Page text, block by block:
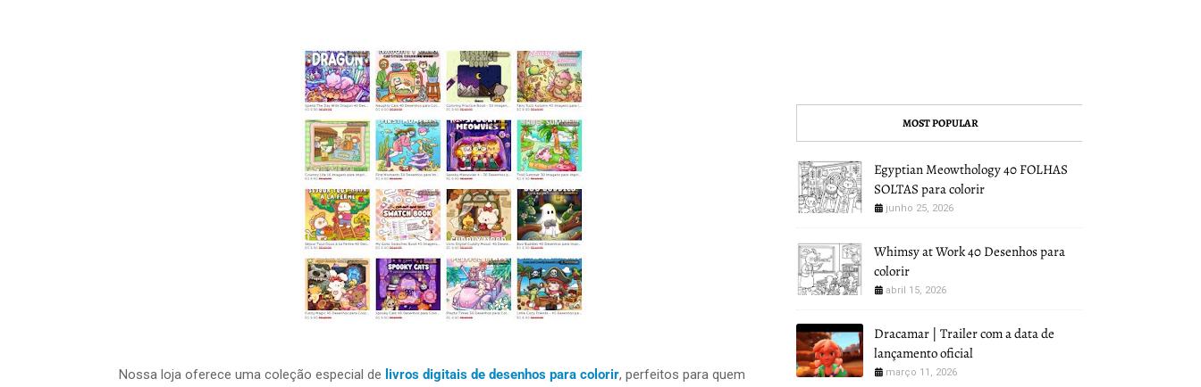
Nossa loja oferece uma coleção especial de livros digitais de desenhos para colorir, perfeitos para quem
MOST POPULAR
Egyptian Meowthology 40 FOLHAS
SOLTAS para colorir
junho 25, 2026
Whimsy at Work 40 Desenhos para
colorir
abril 15, 2026
Dracamar | Trailer com a data de
lançamento oficial
março 11, 2026